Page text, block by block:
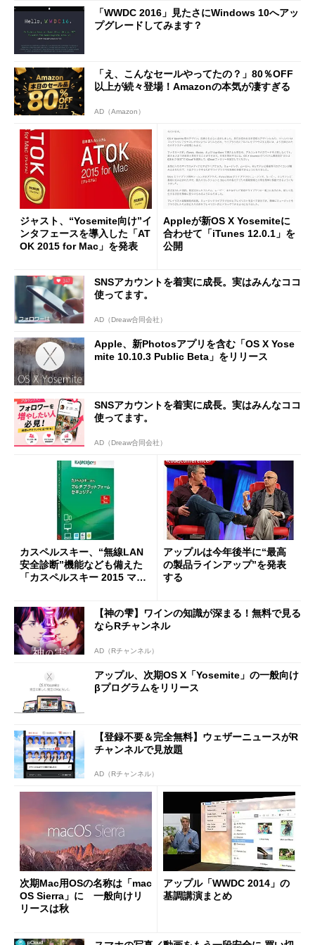
「WWDC 2016」見たさにWindows 10へアッ
プグレードしてみます？
「え、こんなセールやってたの？」80％OFF
以上が続々登場！Amazonの本気が凄すぎる
AD（Amazon）
ジャスト、“Yosemite向け”イ
ンタフェースを導入した「AT
OK 2015 for Mac」を発表
Appleが新OS X Yosemiteに
合わせて「iTunes 12.0.1」を
公開
SNSアカウントを着実に成長。実はみんなココ
使ってます。
AD（Dreaw合同会社）
Apple、新Photosアプリを含む「OS X Yose
mite 10.10.3 Public Beta」をリリース
SNSアカウントを着実に成長。実はみんなココ
使ってます。
AD（Dreaw合同会社）
カスペルスキー、“無線LAN
安全診断”機能なども備えた
「カスペルスキー 2015 マル
アップルは今年後半に“最高
の製品ラインアップ”を発表
する
【神の雫】ワインの知識が深まる！無料で見る
ならRチャンネル
AD（Rチャンネル）
アップル、次期OS X「Yosemite」の一般向け
βプログラムをリリース
【登録不要＆完全無料】ウェザーニュースがR
チャンネルで見放題
AD（Rチャンネル）
次期Mac用OSの名称は「mac
OS Sierra」に 一般向けリ
リースは秋
アップル「WWDC 2014」の
基調講演まとめ